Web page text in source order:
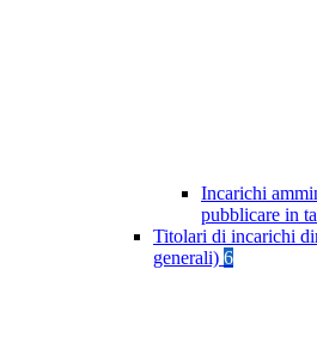
Incarichi
pubblicare in
Titolari di incarichi
generali) 6